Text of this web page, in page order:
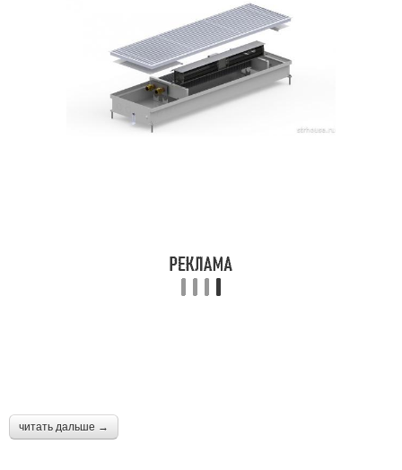
читать дальше →